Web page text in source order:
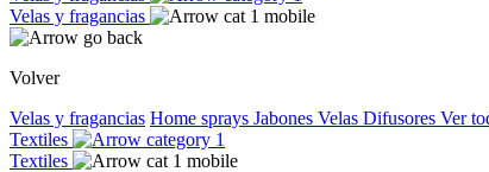
Velas y fragancias
Volver
Velas y fragancias Home sprays Jabones Velas Difusores Ver
Textiles
Textiles